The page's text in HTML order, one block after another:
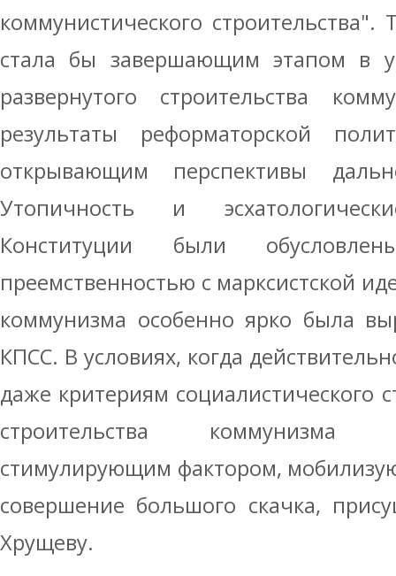
коммунистического
стала бы завершающим этапом в
развернутого строительства
результаты реформаторской
открывающим перспективы
Утопичность и
Конституции были
преемственностью с марксистской
коммунизма особенно ярко была
КПСС. В условиях, когда
даже критериям социалистического
строительства коммунизма
стимулирующим фактором,
совершение большого скачка,
Хрущеву.